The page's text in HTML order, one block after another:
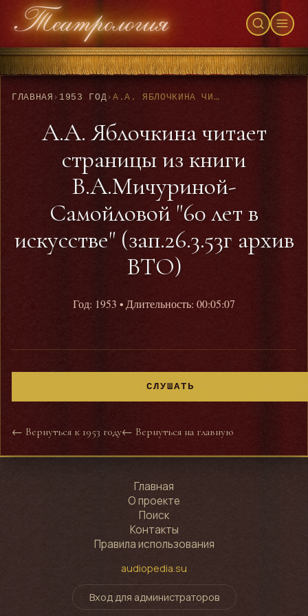
ГЛАВНАЯ › 1953 ГОД› А.А. ЯБЛОЧКИНА ЧИТАЕТ СТРАНИЦЫ ИЗ КНИГИ В.А.МИЧУРИНОЙ-САМОЙЛОВОЙ "60 ЛЕТ В ИСКУССТВЕ" (ЗАП.26.3.53Г АРХИВ ВТО)
А.А. Яблочкина читает
страницы из книги
В.А.Мичуриной-
Самойловой "60 лет в
искусстве" (зап.26.3.53г архив
ВТО)
Год: 1953 • Длительность: 00:05:07
СЛУШАТЬ
← Вернуться к 1953 году← Вернуться на главную
Главная
О проекте
Поиск
Контакты
Правила использования
audiopedia.su
Вход для администраторов